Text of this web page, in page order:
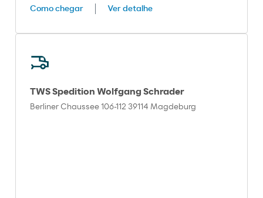
Como chegar Ver detalhe
TWS Spedition Wolfgang Schrader
Berliner Chaussee 106-112 39114 Magdeburg